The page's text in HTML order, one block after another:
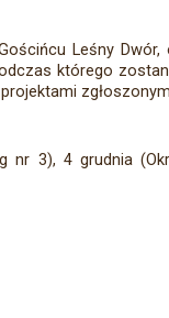
Leśny Dwór,
którego
nr 3), 4 grudnia